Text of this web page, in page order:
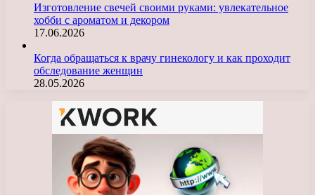
Изготовление свечей своими руками: увлекательное
хобби с ароматом и декором
17.06.2026
Когда обращаться к врачу гинекологу и как проходит
обследование женщин
28.05.2026